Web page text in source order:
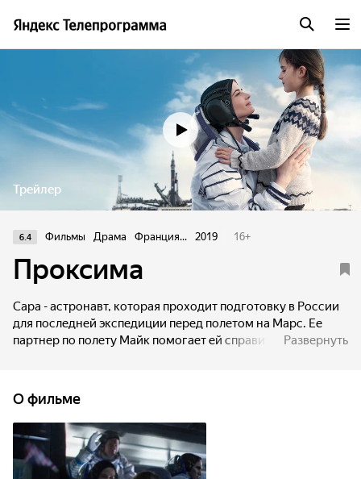
Трейлер
6.4 Фильмы Драма Франция... 2019 16+
Проксима
Сара - астронавт, которая проходит подготовку в России
для последней экспедиции перед полетом на Марс. Ее
партнер по полету Майк помогает ей справиться с
миссии «Проксима» должен состояться на космодроме
Байконур.
Развернуть
О фильме